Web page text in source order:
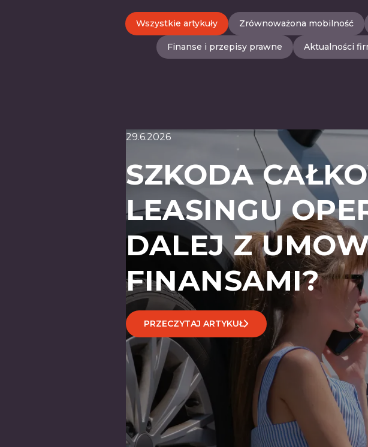
Wszystkie artykuły Zrównoważona mobilność
Finanse i przepisy prawne Aktualności
29.6.2026
SZKODA
LEASINGU
DALEJ Z
FINANSAMI?
PRZECZYTAJ ARTYKUŁ